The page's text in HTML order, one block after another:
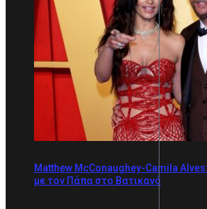
Matthew McConaughey-Camila
με τον Πάπα στο Βατικανό